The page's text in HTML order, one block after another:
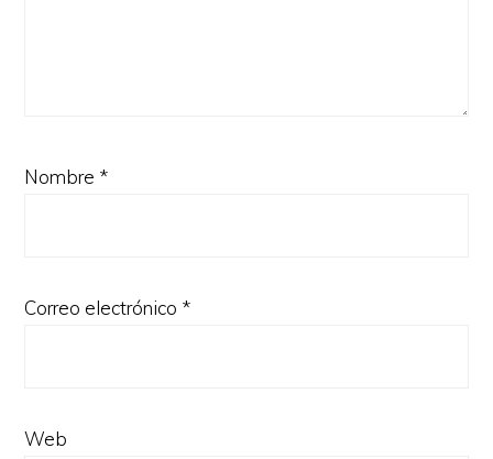
Nombre *
Correo electrónico *
Web